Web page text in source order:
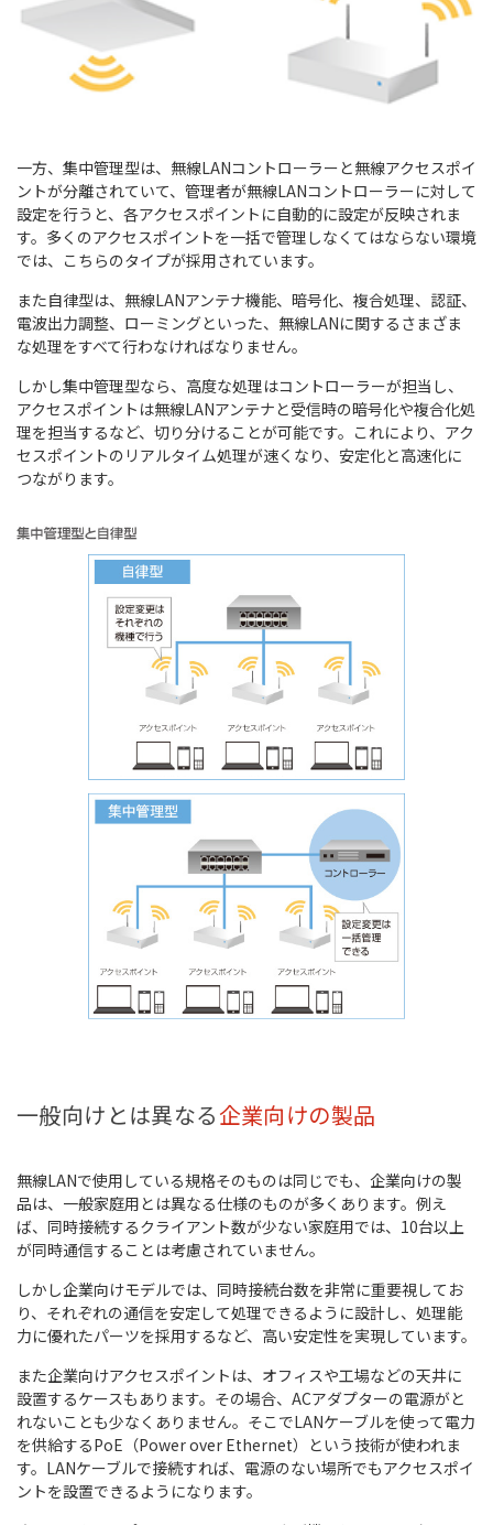
一方、集中管理型は、無線LANコントローラーと無線アクセスポイ
ントが分離されていて、管理者が無線LANコントローラーに対して
設定を行うと、各アクセスポイントに自動的に設定が反映されま
す。多くのアクセスポイントを一括で管理しなくてはならない環境
では、こちらのタイプが採用されています。
また自律型は、無線LANアンテナ機能、暗号化、複合処理、認証、
電波出力調整、ローミングといった、無線LANに関するさまざま
な処理をすべて行わなければなりません。
しかし集中管理型なら、高度な処理はコントローラーが担当し、
アクセスポイントは無線LANアンテナと受信時の暗号化や複合化処
理を担当するなど、切り分けることが可能です。これにより、アク
セスポイントのリアルタイム処理が速くなり、安定化と高速化に
つながります。
一般向けとは異なる企業向けの製品
無線LANで使用している規格そのものは同じでも、企業向けの製
品は、一般家庭用とは異なる仕様のものが多くあります。例え
ば、同時接続するクライアント数が少ない家庭用では、10台以上
が同時通信することは考慮されていません。
しかし企業向けモデルでは、同時接続台数を非常に重要視してお
り、それぞれの通信を安定して処理できるように設計し、処理能
力に優れたパーツを採用するなど、高い安定性を実現しています。
また企業向けアクセスポイントは、オフィスや工場などの天井に
設置するケースもあります。その場合、ACアダプターの電源がと
れないことも少なくありません。そこでLANケーブルを使って電力
を供給するPoE（Power over Ethernet）という技術が使われま
す。LANケーブルで接続すれば、電源のない場所でもアクセスポイ
ントを設置できるようになります。